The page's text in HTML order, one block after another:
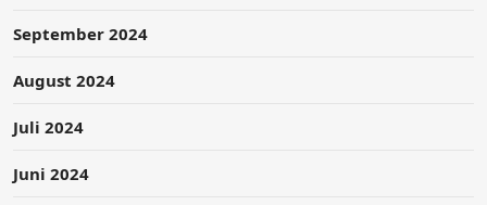
September 2024
August 2024
Juli 2024
Juni 2024